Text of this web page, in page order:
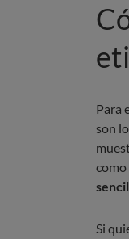
Para
son
como
Si